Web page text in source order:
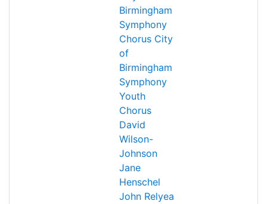
Birmingham
Symphony
Chorus City
of
Birmingham
Symphony
Youth
Chorus
David
Wilson-
Johnson
Jane
Henschel
John Relyea